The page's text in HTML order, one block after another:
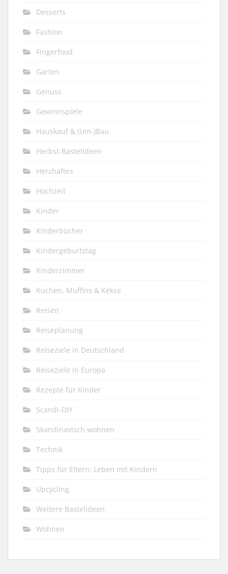
Desserts
Fashion
Fingerfood
Garten
Genuss
Gewinnspiele
Hauskauf & (Um-)Bau
Herbst-Bastelideen
Herzhaftes
Hochzeit
Kinder
Kinderbücher
Kindergeburtstag
Kinderzimmer
Kuchen, Muffins & Kekse
Reisen
Reiseplanung
Reiseziele in Deutschland
Reiseziele in Europa
Rezepte für Kinder
Scandi-DIY
Skandinavisch wohnen
Technik
Tipps für Eltern: Leben mit Kindern
Upcycling
Weitere Bastelideen
Wohnen